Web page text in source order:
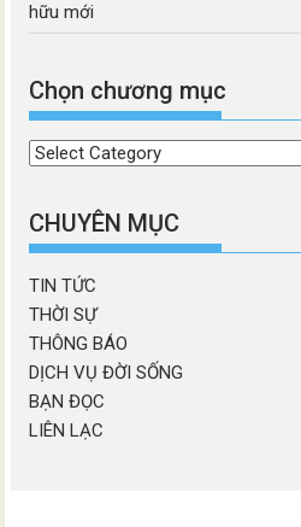
hữu mới
Chọn chương mục
Chọn
mục
CHUYÊN MỤC
TIN TỨC
THỜI SỰ
THÔNG BÁO
DỊCH VỤ ĐỜI SỐNG
BẠN ĐỌC
LIÊN LẠC